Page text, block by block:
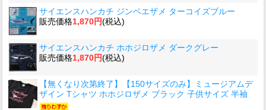
サイエンスハンカチ ジンベエザメ ターコイズブルー
販売価格1,870円(税込)
サイエンスハンカチ ホホジロザメ ダークグレー
販売価格1,870円(税込)
【無くなり次第終了】【150サイズのみ】ミュージアムデ
ザイン Tシャツ ホホジロザメ ブラック 子供サイズ 半袖